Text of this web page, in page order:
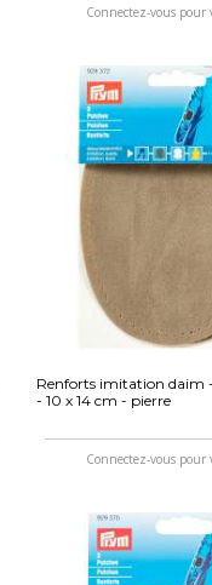
Connectez-vous pour
Renforts imitation daim
- 10 x 14 cm - pierre
Connectez-vous pour